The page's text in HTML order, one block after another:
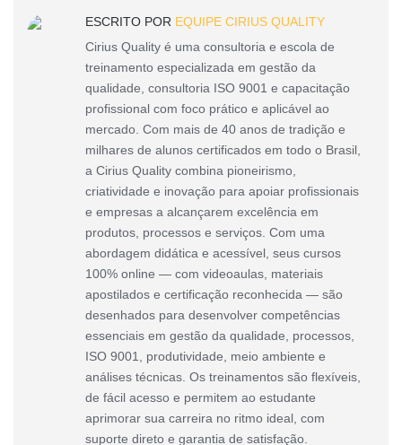
ESCRITO POR EQUIPE CIRIUS QUALITY
Cirius Quality é uma consultoria e escola de
treinamento especializada em gestão da
qualidade, consultoria ISO 9001 e capacitação
profissional com foco prático e aplicável ao
mercado. Com mais de 40 anos de tradição e
milhares de alunos certificados em todo o Brasil,
a Cirius Quality combina pioneirismo,
criatividade e inovação para apoiar profissionais
e empresas a alcançarem excelência em
produtos, processos e serviços. Com uma
abordagem didática e acessível, seus cursos
100% online — com videoaulas, materiais
apostilados e certificação reconhecida — são
desenhados para desenvolver competências
essenciais em gestão da qualidade, processos,
ISO 9001, produtividade, meio ambiente e
análises técnicas. Os treinamentos são flexíveis,
de fácil acesso e permitem ao estudante
aprimorar sua carreira no ritmo ideal, com
suporte direto e garantia de satisfação.